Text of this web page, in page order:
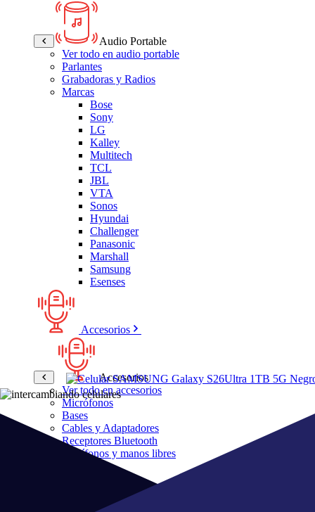
Audio Portable
Ver todo en audio portable
Parlantes
Grabadoras y Radios
Marcas
Bose
Sony
LG
Kalley
Multitech
TCL
JBL
VTA
Sonos
Hyundai
Challenger
Panasonic
Marshall
Samsung
Esenses
Accesorios
Accesorios
Ver todo en accesorios
Micrófonos
Bases
Cables y Adaptadores
Receptores Bluetooth
Audífonos y manos libres